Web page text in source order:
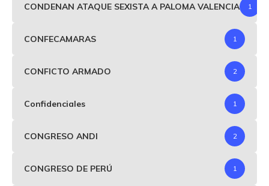
CONDENAN ATAQUE SEXISTA A PALOMA VALENCIA 1
CONFECAMARAS 1
CONFICTO ARMADO 2
Confidenciales 1
CONGRESO ANDI 2
CONGRESO DE PERÚ 1